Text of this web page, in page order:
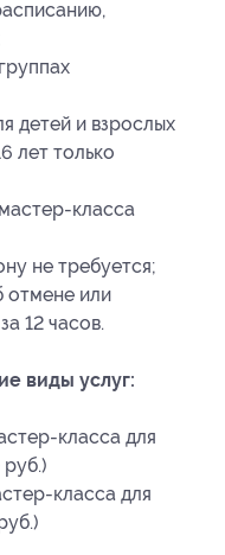
детей и взрослых
лет только
класса
не требуется;
отмене или
12 часов.
виды услуг:
класса для
класса для